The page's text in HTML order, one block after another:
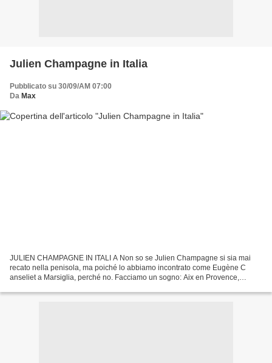
Julien Champagne in Italia
Pubblicato su 30/09/AM 07:00
Da Max
JULIEN CHAMPAGNE IN ITALI A Non so se Julien Champagne si sia mai
recato nella penisola, ma poiché lo abbiamo incontrato come Eugène C
anseliet a Marsiglia, perché no. Facciamo un sogno: Aix en Provence,